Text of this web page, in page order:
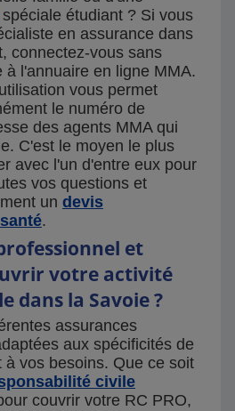
spéciale étudiant ? Si vous
en assurance dans
connectez-vous sans
à l'annuaire en ligne MMA.
vous permet
le numéro de
des agents MMA qui
C'est le moyen le plus
avec l'un d'entre eux pour
vos questions et
un devis
.
et
votre activité
dans la Savoie ?
assurances
aux spécificités de
à vos besoins. Que ce soit
civile
couvrir votre RC PRO,